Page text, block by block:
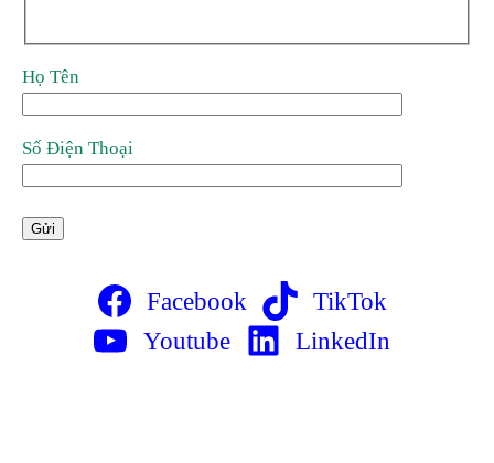
Họ Tên
Số Điện Thoại
Facebook
TikTok
Youtube
LinkedIn